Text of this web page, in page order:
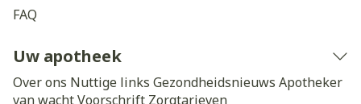
FAQ
Uw apotheek
Over ons Nuttige links Gezondheidsnieuws Apotheker
van wachtVoorschrift Zorgtarieven